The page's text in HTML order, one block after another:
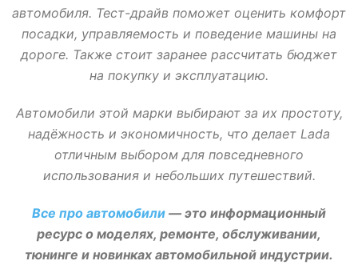
автомобиля. Тест-драйв поможет оценить комфорт
посадки, управляемость и поведение машины на
дороге. Также стоит заранее рассчитать бюджет
на покупку и эксплуатацию.
Автомобили этой марки выбирают за их простоту,
надёжность и экономичность, что делает Lada
отличным выбором для повседневного
использования и небольших путешествий.
Все про автомобили — это информационный
ресурс о моделях, ремонте, обслуживании,
тюнинге и новинках автомобильной индустрии.